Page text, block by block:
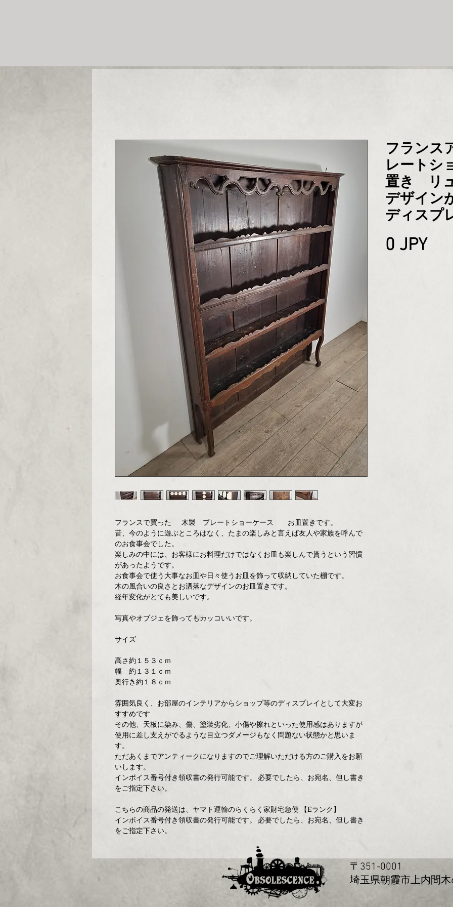
フランスで買った 木製 プレートショーケース お皿置きです。
昔、今のように遊ぶところはなく、たまの楽しみと言えば友人や家族を呼んで
のお食事会でした。
楽しみの中には、お客様にお料理だけではなくお皿も楽しんで貰うという習慣
があったようです。
お食事会で使う大事なお皿や日々使うお皿を飾って収納していた棚です。
木の風合いの良さとお洒落なデザインのお皿置きです。
経年変化がとても美しいです。
写真やオブジェを飾ってもカッコいいです。
サイズ
高さ約１５３ｃｍ
幅 約１３１ｃｍ
奥行き約１８ｃｍ
雰囲気良く、お部屋のインテリアからショップ等のディスプレイとして大変お
すすめです
その他、天板に染み、傷、塗装劣化、小傷や擦れといった使用感はありますが
使用に差し支えがでるような目立つダメージもなく問題ない状態かと思いま
す。
ただあくまでアンティークになりますのでご理解いただける方のご購入をお願
いします。
インボイス番号付き領収書の発行可能です。 必要でしたら、お宛名、但し書き
をご指定下さい。
こちらの商品の発送は、ヤマト運輸のらくらく家財宅急便 【Eランク】
インボイス番号付き領収書の発行可能です。 必要でしたら、お宛名、但し書き
をご指定下さい。
フランス
レートシ
置き リ
デザイン
ディスプ
0 JPY
〒351-0001
埼玉県朝霞市上内間木